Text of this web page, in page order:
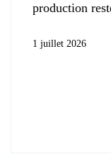
production
1 juillet 2026